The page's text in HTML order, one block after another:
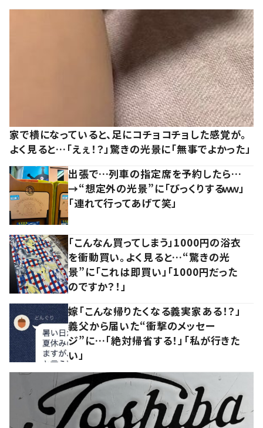
家で横になっていると、足にコチョコチョした感覚が。
よく見ると…「えぇ！？」驚きの光景に「無事でよかった」
出張で…列車の指定席を予約したら…
→“想定外の光景”に「びっくりするｗｗ」
「連れて行ってあげて笑」
「こんなん買ってしまう」1000円の浴衣
を衝動買い。よく見ると…“驚きの光
景”に「これは即買い」「1000円だった
のですか？！」
嫁「こんな帰りたくなる義実家ある！？」
義父から届いた“衝撃のメッセー
ジ”に…「絶対帰省する！」「私が行きた
い」